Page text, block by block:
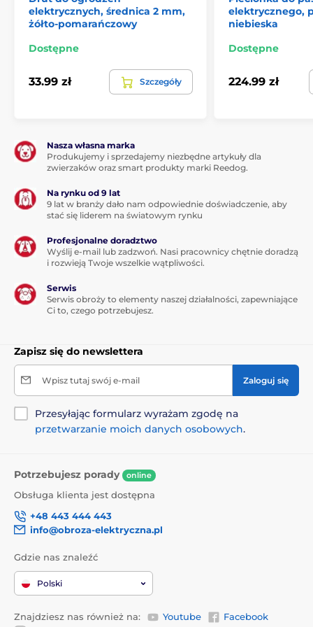
elektrycznych, średnica 2 mm,
żółto-pomarańczowy
Dostępne
33.99 zł Szczegóły
elektrycznego,
niebieska
Dostępne
224.99 zł
Nasza własna marka
Produkujemy i sprzedajemy niezbędne artykuły dla
zwierzaków oraz smart produkty marki Reedog.
Na rynku od 9 lat
9 lat w branży dało nam odpowiednie doświadczenie, aby
stać się liderem na światowym rynku
Profesjonalne doradztwo
Wyślij e-mail lub zadzwoń. Nasi pracownicy chętnie doradzą
i rozwieją Twoje wszelkie wątpliwości.
Serwis
Serwis obroży to elementy naszej działalności, zapewniające
Ci to, czego potrzebujesz.
Zapisz się do newslettera
Wpisz tutaj swój e-mail Zaloguj się
Przesyłając formularz wyrażam zgodę na
przetwarzanie moich danych osobowych.
Potrzebujesz porady online
Obsługa klienta jest dostępna
+48 443 444 443
info@obroza-elektryczna.pl
Gdzie nas znaleźć
Polski
Znajdziesz nas również na: Youtube
Facebook